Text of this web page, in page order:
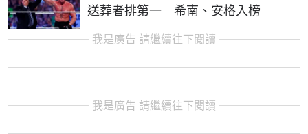
送葬者排第一 希南、安格入榜
我是廣告 請繼續往下閱讀
我是廣告 請繼續往下閱讀